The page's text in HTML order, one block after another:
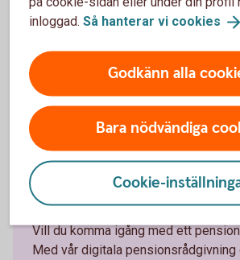
Pris
Villkor och mer information
Få ett råd om ditt
pensionssparande
Vill du komma igång med ett
Med vår digitala pensionsrådgivning
inloggad. Så hanterar vi cookies
Godkänn alla
Bara nödvändiga
Cookie-